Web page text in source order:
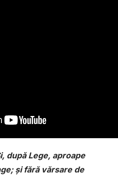
după Lege, aproape
și fără vărsare de